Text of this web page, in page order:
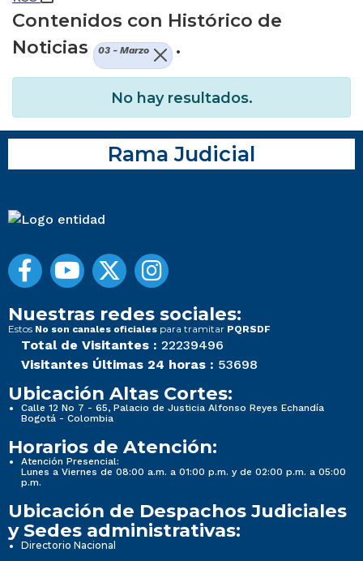
Contenidos con Histórico de
Noticias
03 - Marzo .
No hay resultados.
Rama Judicial
Nuestras redes sociales:
Estos No son canales oficiales para tramitar PQRSDF
Total de Visitantes : 22239496
Visitantes Últimas 24 horas : 53698
Ubicación Altas Cortes:
Calle 12 No 7 - 65, Palacio de Justicia Alfonso Reyes Echandía
Bogotá - Colombia
Horarios de Atención:
Atención Presencial:
Lunes a Viernes de 08:00 a.m. a 01:00 p.m. y de 02:00 p.m. a 05:00
p.m.
Ubicación de Despachos Judiciales
y Sedes administrativas:
Directorio Nacional